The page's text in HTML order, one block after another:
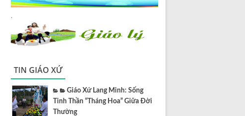
.
TIN GIÁO XỨ
Giáo Xứ Lang Minh: Sống
Tinh Thần “Tháng Hoa” Giữa Đời
Thường